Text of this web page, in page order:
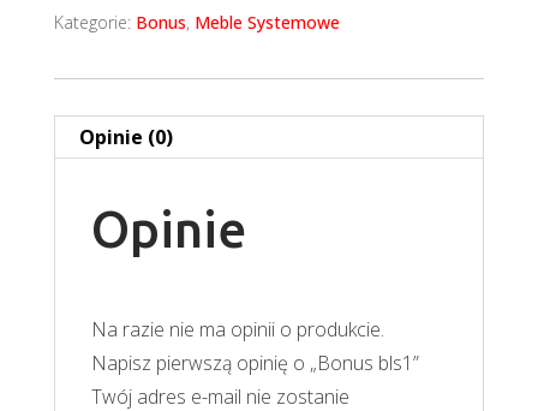
Kategorie: Bonus, Meble Systemowe
Opinie (0)
Opinie
Na razie nie ma opinii o produkcie.
Napisz pierwszą opinię o „Bonus bls1”
Twój adres e-mail nie zostanie